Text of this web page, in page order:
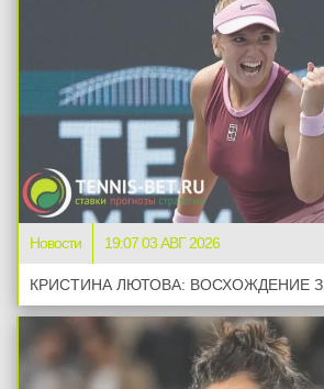
Новости 19:07 03 АВГ 2026
КРИСТИНА ЛЮТОВА: ВОСХОЖДЕНИЕ